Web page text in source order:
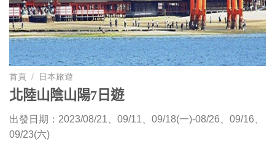
首頁 / 日本旅遊
北陸山陰山陽7日遊
出發日期：2023/08/21、09/11、09/18(一)-08/26、09/16、
09/23(六)